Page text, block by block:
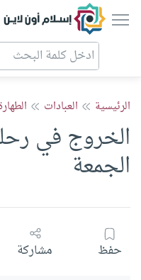
إسلام أون
الرئيسية العبادات
الخروج في
الجمعة
حفظ مشاركة